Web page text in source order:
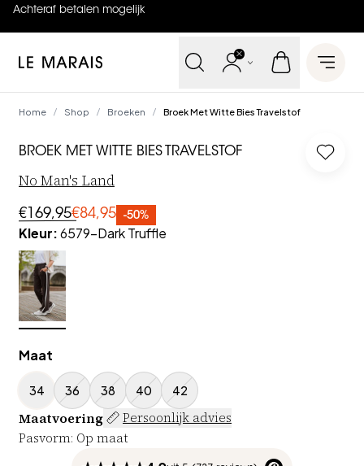
Achteraf betalen mogelijk
4.9 uit 5 (737 reviews
Le Marais Open
Home / Shop / Broeken / Broek Met Witte Bies Travelstof
BROEK MET WITTE BIES TRAVELSTOF Log
No Man's Land
€169,95€84,95 -50%
Kleur:6579-Dark Truffle
Maat
34 36 38 40 42
Maatvoering
Persoonlijk advies
Pasvorm: Op maat